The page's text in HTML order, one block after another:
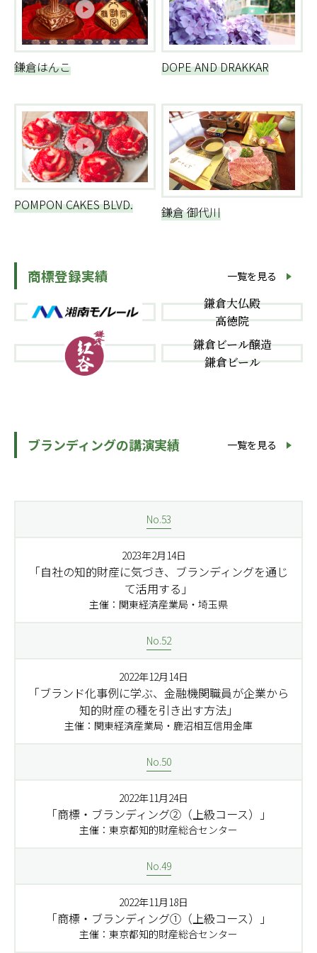
鎌倉はんこ DOPE AND DRAKKAR
POMPON CAKES BLVD. 鎌倉 御代川
商標登録実績 一覧を見る
鎌倉大仏殿
高徳院
鎌倉ビール醸造
鎌倉ビール
ブランディングの講演実績 一覧を見る
No.53
2023年2月14日
「自社の知的財産に気づき、ブランディングを通じ
て活用する」
主催：関東経済産業局・埼玉県
No.52
2022年12月14日
「ブランド化事例に学ぶ、金融機関職員が企業から
知的財産の種を引き出す方法」
主催：関東経済産業局・鹿沼相互信用金庫
No.50
2022年11月24日
「商標・ブランディング②（上級コース）」
主催：東京都知的財産総合センター
No.49
2022年11月18日
「商標・ブランディング①（上級コース）」
主催：東京都知的財産総合センター